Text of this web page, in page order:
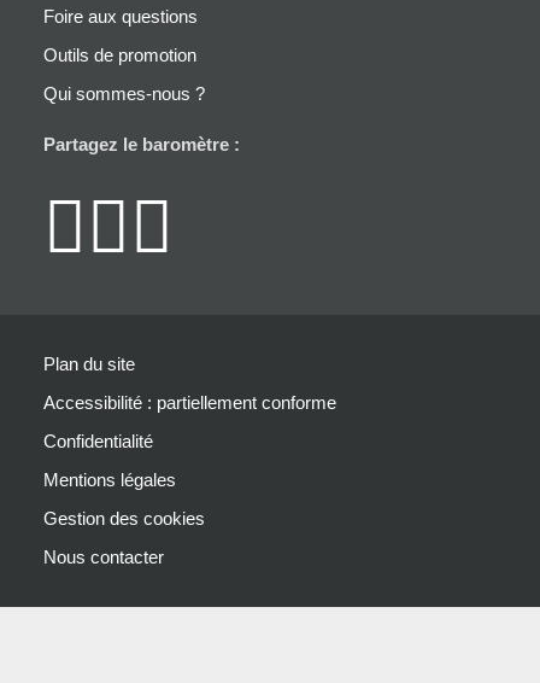
Foire aux questions
Outils de promotion
Qui sommes-nous ?
Partagez le baromètre :
Partager un
Partager un
Partager un
Plan du site
Accessibilité : partiellement conforme
Confidentialité
Mentions légales
Gestion des cookies
Nous contacter